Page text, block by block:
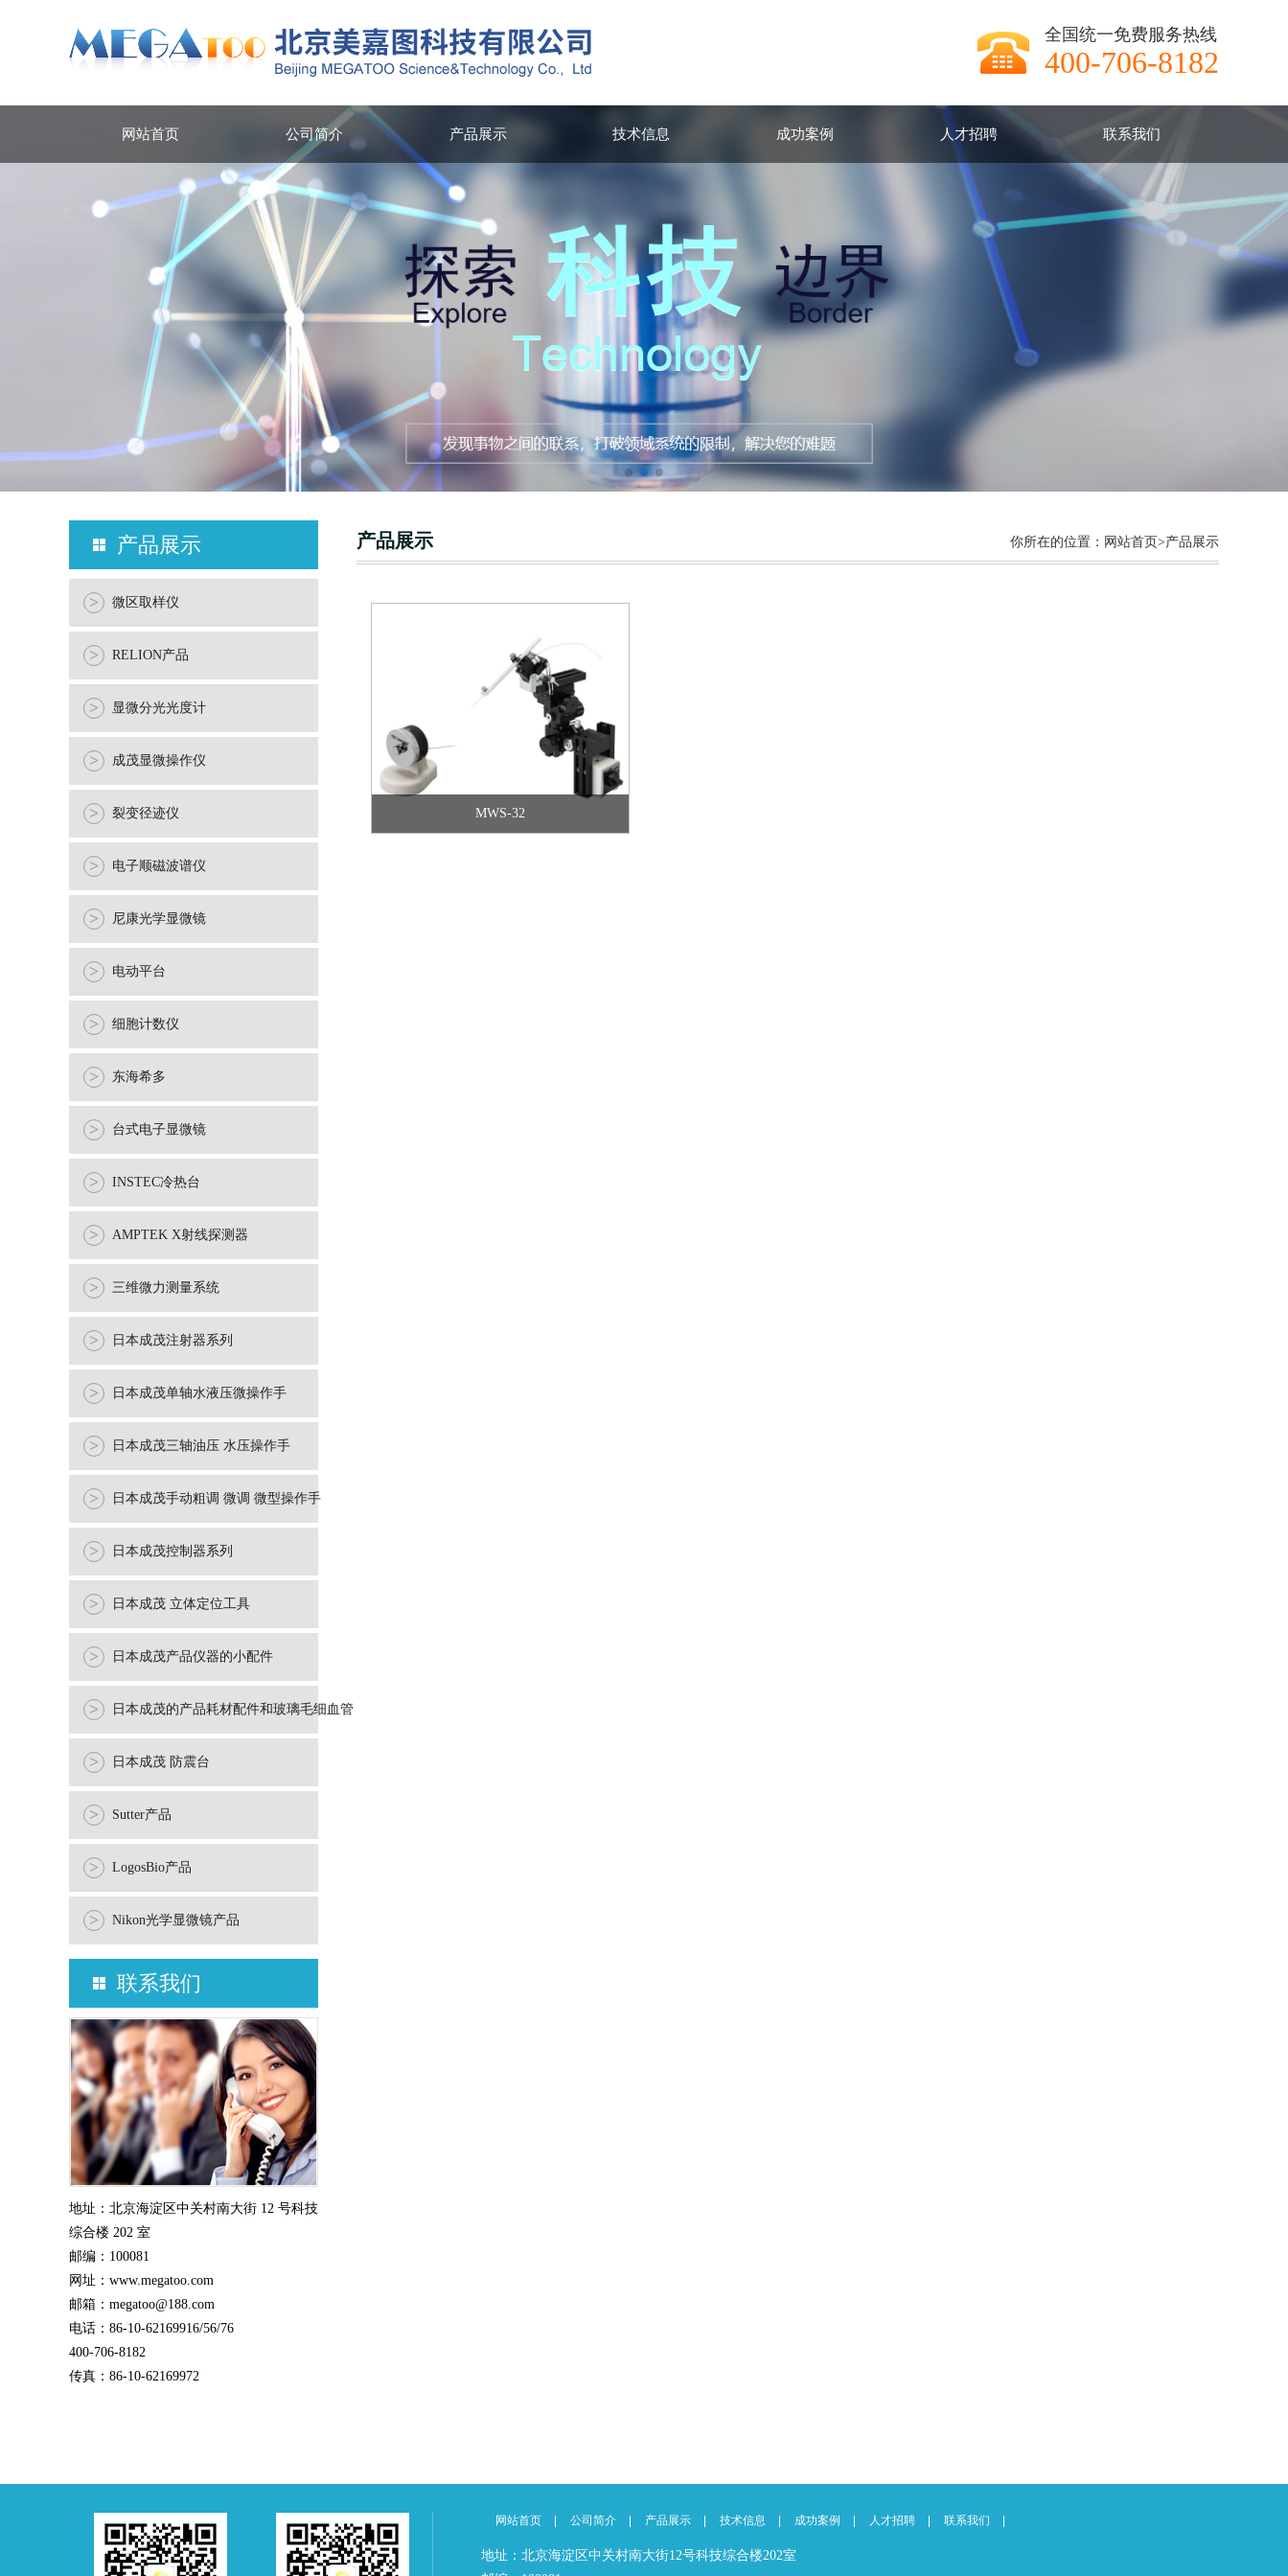
全国统一免费服务热线
400-706-8182
网站首页 公司简介 产品展示 技术信息 成功案例 人才招聘 联系我们
产品展示
> 微区取样仪
> RELION产品
> 显微分光光度计
> 成茂显微操作仪
> 裂变径迹仪
> 电子顺磁波谱仪
> 尼康光学显微镜
> 电动平台
> 细胞计数仪
> 东海希多
> 台式电子显微镜
> INSTEC冷热台
> AMPTEK X射线探测器
> 三维微力测量系统
> 日本成茂注射器系列
> 日本成茂单轴水液压微操作手
> 日本成茂三轴油压 水压操作手
> 日本成茂手动粗调 微调 微型操作手
> 日本成茂控制器系列
> 日本成茂 立体定位工具
> 日本成茂产品仪器的小配件
> 日本成茂的产品耗材配件和玻璃毛细血管
> 日本成茂 防震台
> Sutter产品
> LogosBio产品
> Nikon光学显微镜产品
联系我们
地址：北京海淀区中关村南大街 12 号科技
综合楼 202 室
邮编：100081
网址：www.megatoo.com
邮箱：megatoo@188.com
电话：86-10-62169916/56/76
400-706-8182
传真：86-10-62169972
产品展示 你所在的位置： 网站首页>产品展示
MWS-32
MWS-32
网站首页 公司简介 产品展示 技术信息 成功案例 人才招聘 联系我们
地址：北京海淀区中关村南大街12号科技综合楼202室